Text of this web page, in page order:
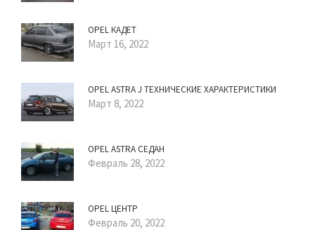
OPEL КАДЕТ
Март 16, 2022
OPEL ASTRA J ТЕХНИЧЕСКИЕ ХАРАКТЕРИСТИКИ
Март 8, 2022
OPEL ASTRA СЕДАН
Февраль 28, 2022
OPEL ЦЕНТР
Февраль 20, 2022